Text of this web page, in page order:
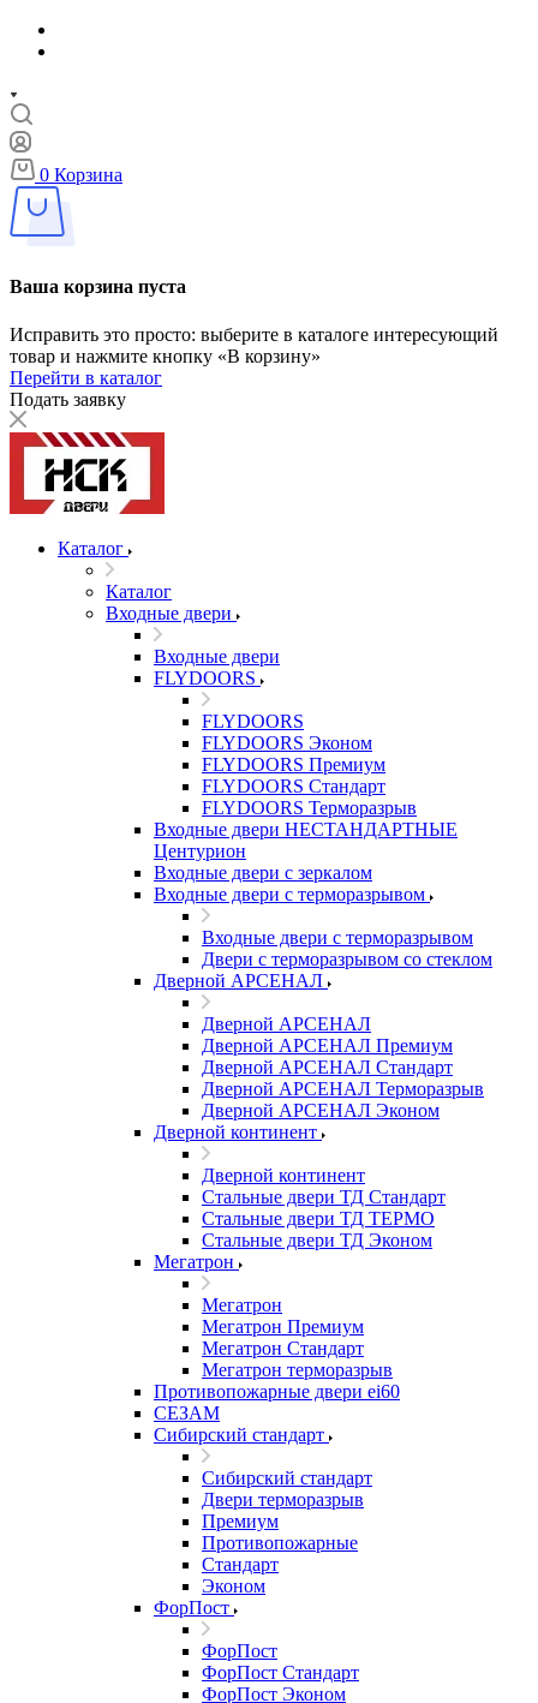
0 Корзина
Ваша корзина пуста
Исправить это просто: выберите в каталоге интересующий
товар и нажмите кнопку «В корзину»
Перейти в каталог
Подать заявку
Каталог
Каталог
Входные двери
Входные двери
FLYDOORS
FLYDOORS
FLYDOORS Эконом
FLYDOORS Премиум
FLYDOORS Стандарт
FLYDOORS Терморазрыв
Входные двери НЕСТАНДАРТНЫЕ
Центурион
Входные двери с зеркалом
Входные двери с терморазрывом
Входные двери с терморазрывом
Двери с терморазрывом со стеклом
Дверной АРСЕНАЛ
Дверной АРСЕНАЛ
Дверной АРСЕНАЛ Премиум
Дверной АРСЕНАЛ Стандарт
Дверной АРСЕНАЛ Терморазрыв
Дверной АРСЕНАЛ Эконом
Дверной континент
Дверной континент
Стальные двери ТД Стандарт
Стальные двери ТД ТЕРМО
Стальные двери ТД Эконом
Мегатрон
Мегатрон
Мегатрон Премиум
Мегатрон Стандарт
Мегатрон терморазрыв
Противопожарные двери ei60
СЕЗАМ
Сибирский стандарт
Сибирский стандарт
Двери терморазрыв
Премиум
Противопожарные
Стандарт
Эконом
ФорПост
ФорПост
ФорПост Стандарт
ФорПост Эконом